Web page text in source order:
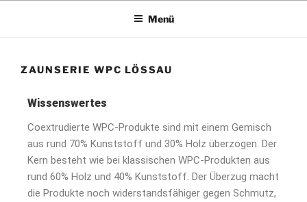
Menü
ZAUNSERIE WPC LÖSSAU
Wissenswertes
Coextrudierte WPC-Produkte sind mit einem Gemisch
aus rund 70% Kunststoff und 30% Holz überzogen. Der
Kern besteht wie bei klassischen WPC-Produkten aus
rund 60% Holz und 40% Kunststoff. Der Überzug macht
die Produkte noch widerstandsfähiger gegen Schmutz,